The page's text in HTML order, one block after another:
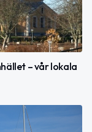
– vår lokala